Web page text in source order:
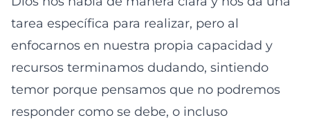
tarea específica para realizar, pero al
enfocarnos en nuestra propia capacidad y
recursos terminamos dudando, sintiendo
temor porque pensamos que no podremos
responder como se debe, o incluso